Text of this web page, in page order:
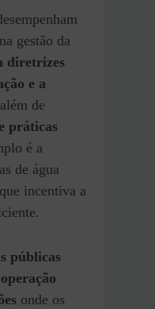
gestão da
diretrizes
e a
de
práticas
é a
de água
incentiva a
públicas
onde os